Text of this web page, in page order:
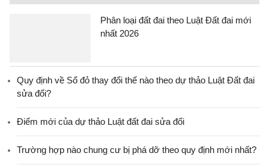
Phân loại đất đai theo Luật Đất đai mới
nhất 2026
Quy định về Sổ đỏ thay đổi thế nào theo dự thảo Luật Đất đai
sửa đổi?
Điểm mới của dự thảo Luật đất đai sửa đổi
Trường hợp nào chung cư bị phá dỡ theo quy định mới nhất?